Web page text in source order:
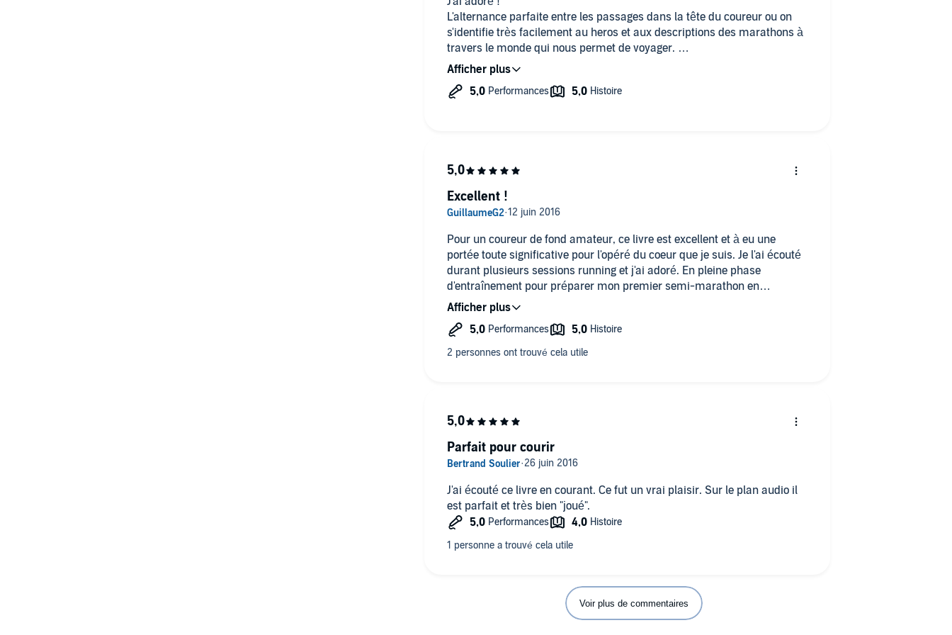
L'alternance parfaite entre les passages dans la tête du coureur ou on
s'identifie très facilement au heros et aux descriptions des marathons à
travers le monde qui nous permet de voyager.
Une petite touche légère d'histoire et de culture et une histoire
émotionnelle avec ce don de cœur.
Je dis bravo. Idéal pour écouter en courant je n'ai pas vu le temps
Pour un coureur de fond amateur, ce livre est excellent et à eu une
portée toute significative pour l'opéré du coeur que je suis. Je l'ai écouté
durant plusieurs sessions running et j'ai adoré. En pleine phase
d'entraînement pour préparer mon premier semi-marathon en
septembre, cette histoire de marathon m'a donné encore plus envie
d'aller plus haut et de courir un jour un (ou plusieurs) marathon.
Je relirai (facon de parler pour un audio) ce texte avec grand plaisir d'ici
ma course.
Excellent !
J'ai écouté ce livre en courant. Ce fut un vrai plaisir. Sur le plan audio il
est parfait et très bien "joué".
Parfait pour courir
Voir plus de commentaires